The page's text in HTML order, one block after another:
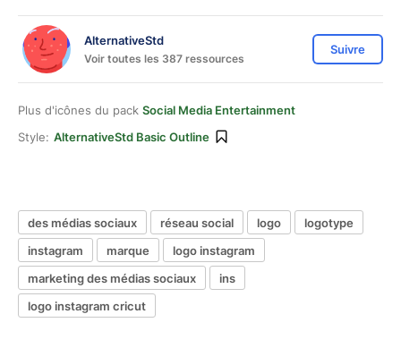
AlternativeStd
Voir toutes les 387 ressources
Suivre
Plus d'icônes du pack Social Media Entertainment
Style: AlternativeStd Basic Outline
des médias sociaux réseau social logo
logotype
instagram
marque
logo instagram
marketing des médias sociaux
ins
logo instagram cricut